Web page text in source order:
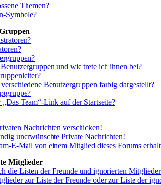
Themen?
Symbole?
und wie trete ich ihnen bei?
Benutzergruppen farbig dargestellt?
„Das Team“-Link auf der Startseite?
Nachrichten verschicken!
unerwünschte Private Nachrichten!
E-Mail von einem Mitglied dieses Forums
Mitglieder
die Listen der Freunde und ignorierten
zur Liste der Freunde oder zur Liste der